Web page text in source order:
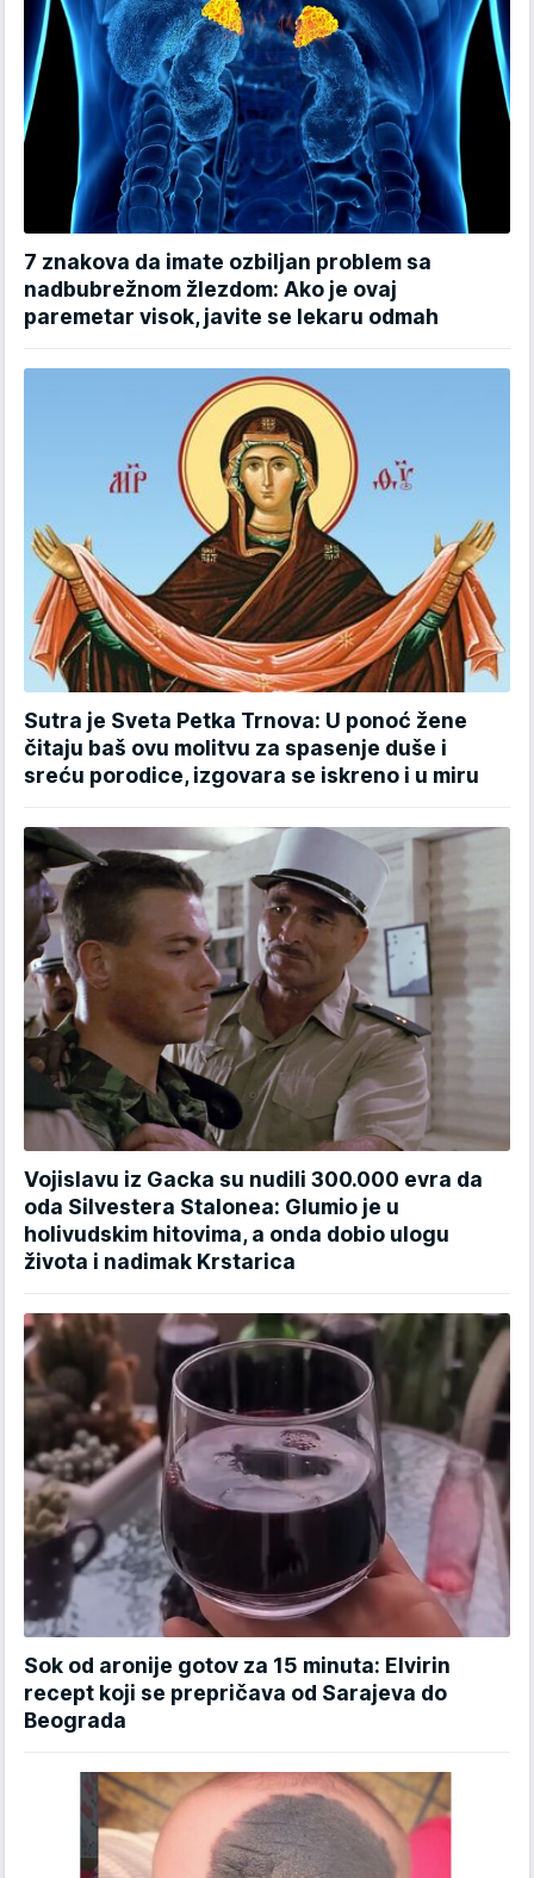
7 znakova da imate ozbiljan problem sa
nadbubrežnom žlezdom: Ako je ovaj
paremetar visok, javite se lekaru odmah
Sutra je Sveta Petka Trnova: U ponoć žene
čitaju baš ovu molitvu za spasenje duše i
sreću porodice, izgovara se iskreno i u miru
Vojislavu iz Gacka su nudili 300.000 evra da
oda Silvestera Stalonea: Glumio je u
holivudskim hitovima, a onda dobio ulogu
života i nadimak Krstarica
Sok od aronije gotov za 15 minuta: Elvirin
recept koji se prepričava od Sarajeva do
Beograda